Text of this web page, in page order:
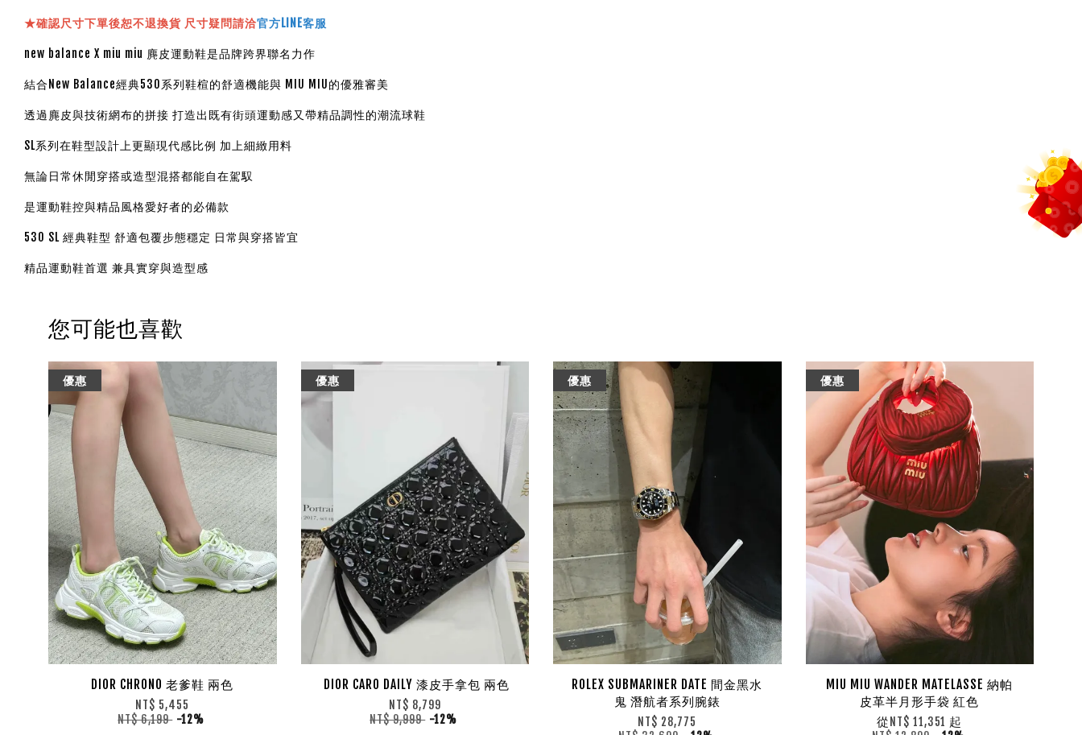
★確認尺寸下單後恕不退換貨 尺寸疑問請洽官方LINE客服
new balance X miu miu 麂皮運動鞋是品牌跨界聯名力作
結合New Balance經典530系列鞋楦的舒適機能與 MIU MIU的優雅審美
透過麂皮與技術網布的拼接 打造出既有街頭運動感又帶精品調性的潮流球鞋
SL系列在鞋型設計上更顯現代感比例 加上細緻用料
無論日常休閒穿搭或造型混搭都能自在駕馭
是運動鞋控與精品風格愛好者的必備款
530 SL 經典鞋型 舒適包覆步態穩定 日常與穿搭皆宜
精品運動鞋首選 兼具實穿與造型感
您可能也喜歡
優惠
DIOR CHRONO 老爹鞋 兩色
NT$ 5,455
NT$ 6,199 -12%
優惠
DIOR CARO DAILY 漆皮手拿包 兩色
NT$ 8,799
NT$ 9,999 -12%
優惠
ROLEX SUBMARINER DATE 間金黑水
鬼 潛航者系列腕錶
NT$ 28,775
優惠
MIU MIU WANDER MATELASSE 納帕
皮革半月形手袋 紅色
從 NT$ 11,351 起